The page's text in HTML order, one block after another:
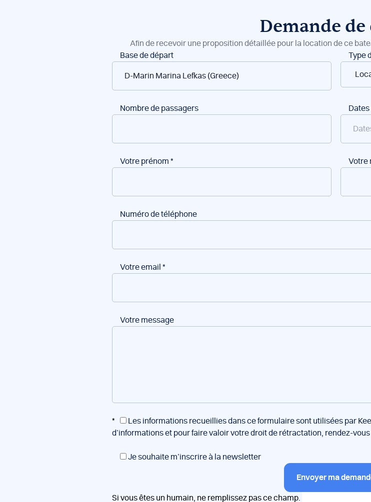
Demande de
Afin de recevoir une proposition détaillée pour la location de ce
Réservation
bateaux
Base de départ Type
Nombre de passagers
Votre prénom * Votre
Numéro de téléphone
Votre email *
Votre message
*
Les informations recueillies dans ce formulaire sont utilisées par
d’informations et pour faire valoir votre droit de rétractation, rendez-
Je souhaite m’inscrire à la newsletter
Envoyer ma
Si vous êtes un humain, ne remplissez pas ce champ.